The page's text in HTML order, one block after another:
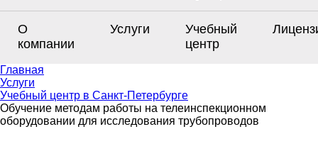
О
компании
Услуги
Учебный
центр
Главная
Услуги
Учебный центр в Санкт-Петербурге
Обучение методам работы на телеинспекционном
оборудовании для исследования трубопроводов